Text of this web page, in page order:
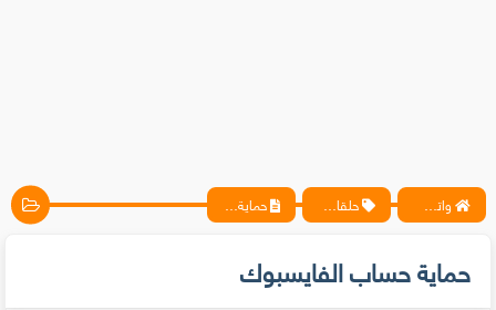
واتس آب ، فيسبوك ، أنترنت ، شروحات تقنية حصرية - المحترف حلقات متخصيصي الحماية حماية حساب الفايسبوك
حماية حساب الفايسبوك